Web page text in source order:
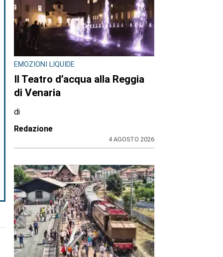
EMOZIONI LIQUIDE
Il Teatro d’acqua alla Reggia
di Venaria
di
Redazione
4 AGOSTO 2026